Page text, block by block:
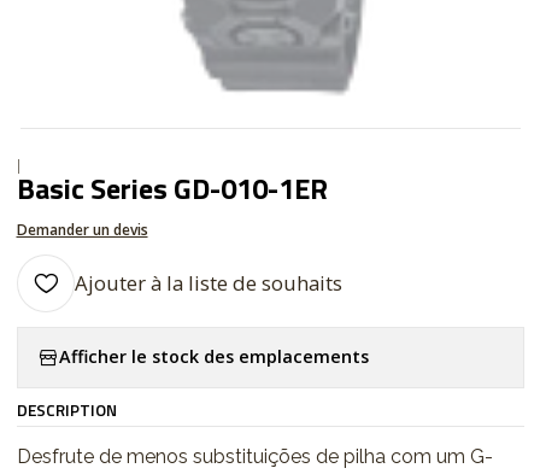
|
Basic Series GD-010-1ER
Demander un devis
Ajouter à la liste de souhaits
Afficher le stock des emplacements
DESCRIPTION
Desfrute de menos substituições de pilha com um G-